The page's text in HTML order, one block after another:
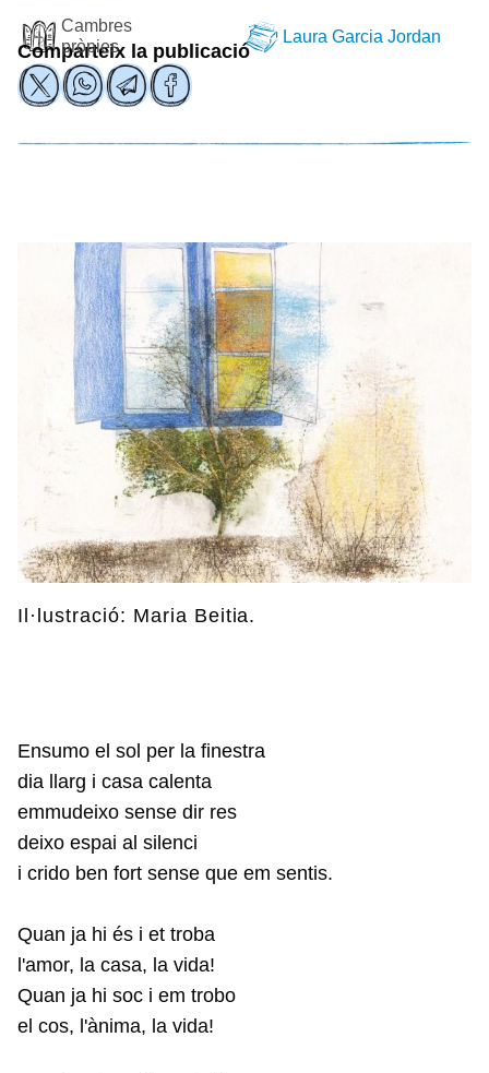
Cambres
pròpies
Laura Garcia Jordan
Comparteix la publicació
Il·lustració: Maria Beitia.
Ensumo el sol per la finestra
dia llarg i casa calenta
emmudeixo sense dir res
deixo espai al silenci
i crido ben fort sense que em sentis.
Quan ja hi és i et troba
l'amor, la casa, la vida!
Quan ja hi soc i em trobo
el cos, l'ànima, la vida!